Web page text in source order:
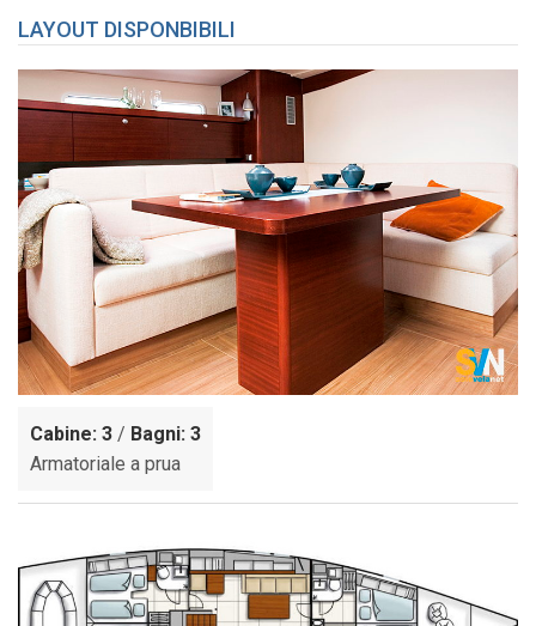
LAYOUT DISPONBIBILI
Cabine: 3 / Bagni: 3
Armatoriale a prua